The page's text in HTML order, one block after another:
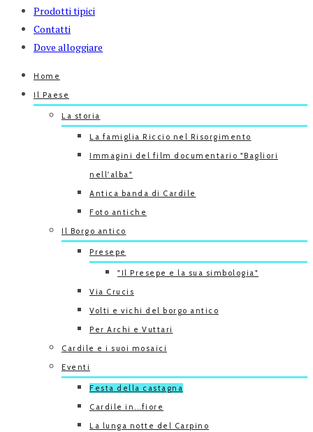
Prodotti tipici
Contatti
Dove alloggiare
Home
Il Paese
La storia
La famiglia Riccio nel Risorgimento
Immagini del film documentario "Bagliori
nell'alba"
Antica banda di Cardile
Foto antiche
Il Borgo antico
Presepe
"Il Presepe e la sua simbologia"
Via Crucis
Volti e vichi del borgo antico
Per Archi e Vuttari
Cardile e i suoi mosaici
Eventi
Festa della castagna
Cardile in...fiore
La lunga notte del Carpino